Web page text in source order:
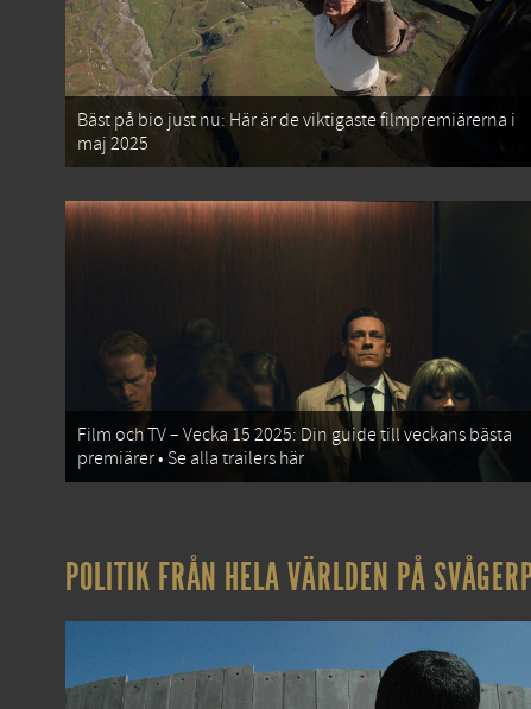
Bäst på bio just nu: Här är de viktigaste filmpremiärerna i
maj 2025
Film och TV – Vecka 15 2025: Din guide till veckans bästa
premiärer • Se alla trailers här
POLITIK FRÅN HELA VÄRLDEN PÅ